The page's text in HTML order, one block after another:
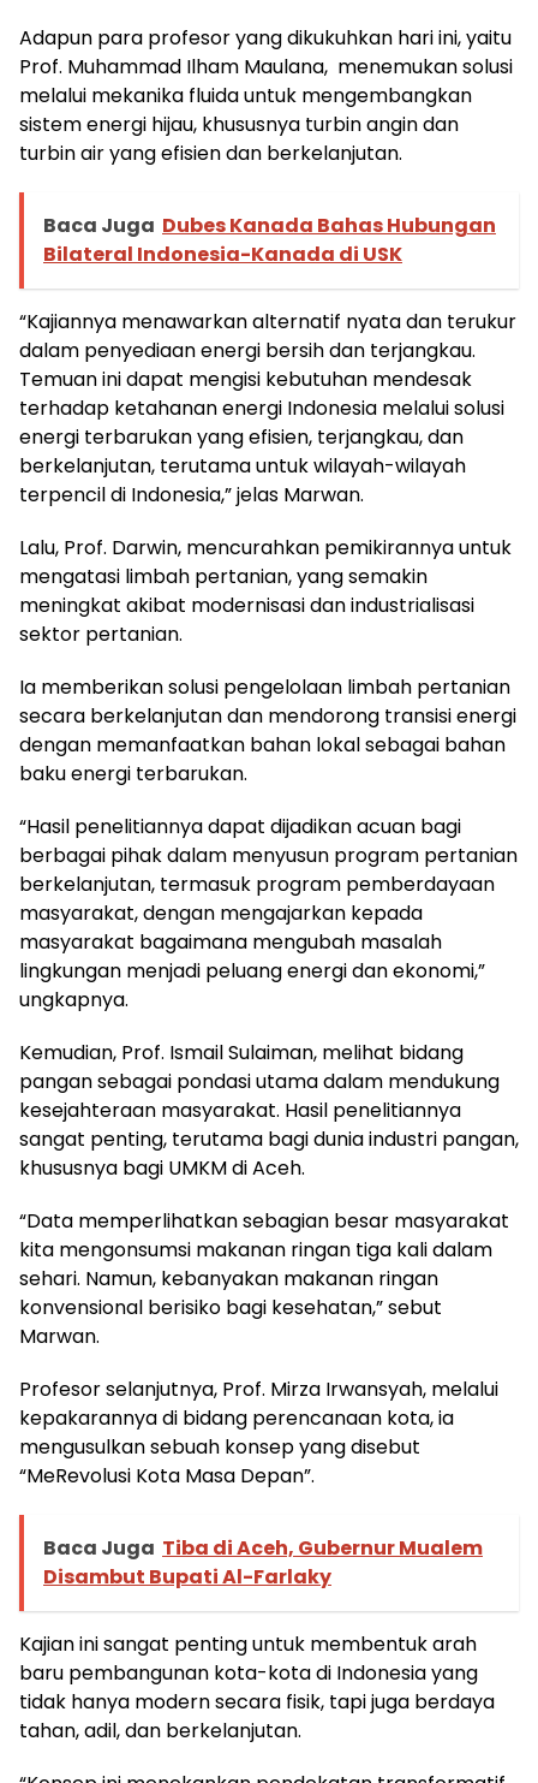
Adapun para profesor yang dikukuhkan hari ini, yaitu
Prof. Muhammad Ilham Maulana, menemukan solusi
melalui mekanika fluida untuk mengembangkan
sistem energi hijau, khususnya turbin angin dan
turbin air yang efisien dan berkelanjutan.
Baca Juga Dubes Kanada Bahas Hubungan
Bilateral Indonesia-Kanada di USK
“Kajiannya menawarkan alternatif nyata dan terukur
dalam penyediaan energi bersih dan terjangkau.
Temuan ini dapat mengisi kebutuhan mendesak
terhadap ketahanan energi Indonesia melalui solusi
energi terbarukan yang efisien, terjangkau, dan
berkelanjutan, terutama untuk wilayah-wilayah
terpencil di Indonesia,” jelas Marwan.
Lalu, Prof. Darwin, mencurahkan pemikirannya untuk
mengatasi limbah pertanian, yang semakin
meningkat akibat modernisasi dan industrialisasi
sektor pertanian.
Ia memberikan solusi pengelolaan limbah pertanian
secara berkelanjutan dan mendorong transisi energi
dengan memanfaatkan bahan lokal sebagai bahan
baku energi terbarukan.
“Hasil penelitiannya dapat dijadikan acuan bagi
berbagai pihak dalam menyusun program pertanian
berkelanjutan, termasuk program pemberdayaan
masyarakat, dengan mengajarkan kepada
masyarakat bagaimana mengubah masalah
lingkungan menjadi peluang energi dan ekonomi,”
ungkapnya.
Kemudian, Prof. Ismail Sulaiman, melihat bidang
pangan sebagai pondasi utama dalam mendukung
kesejahteraan masyarakat. Hasil penelitiannya
sangat penting, terutama bagi dunia industri pangan,
khususnya bagi UMKM di Aceh.
“Data memperlihatkan sebagian besar masyarakat
kita mengonsumsi makanan ringan tiga kali dalam
sehari. Namun, kebanyakan makanan ringan
konvensional berisiko bagi kesehatan,” sebut
Marwan.
Profesor selanjutnya, Prof. Mirza Irwansyah, melalui
kepakarannya di bidang perencanaan kota, ia
mengusulkan sebuah konsep yang disebut
“MeRevolusi Kota Masa Depan”.
Baca Juga Tiba di Aceh, Gubernur Mualem
Disambut Bupati Al-Farlaky
Kajian ini sangat penting untuk membentuk arah
baru pembangunan kota-kota di Indonesia yang
tidak hanya modern secara fisik, tapi juga berdaya
tahan, adil, dan berkelanjutan.